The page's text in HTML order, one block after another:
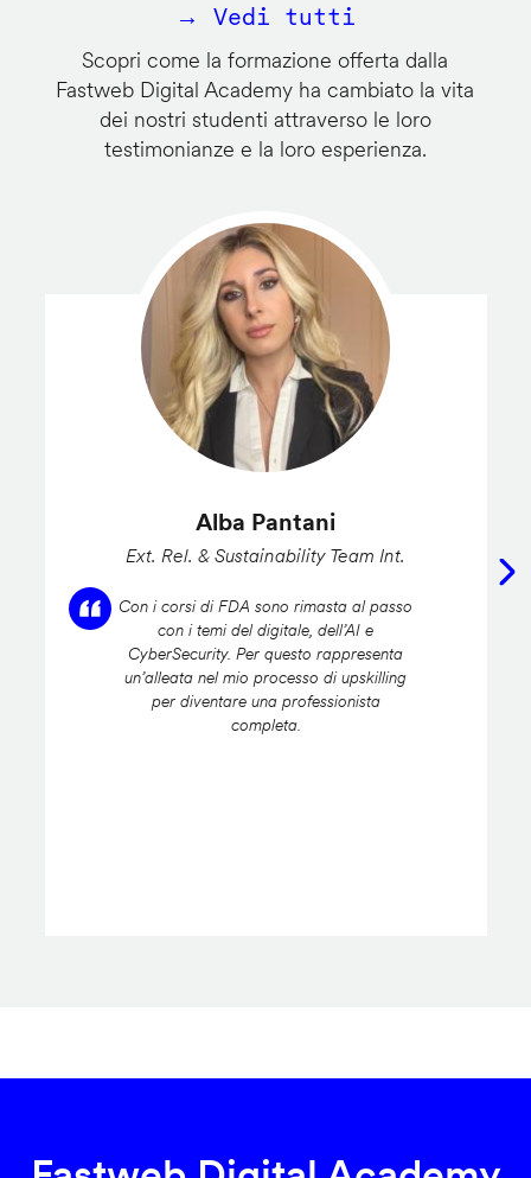
→ Vedi tutti
Scopri come la formazione offerta dalla
Fastweb Digital Academy ha cambiato la vita
dei nostri studenti attraverso le loro
testimonianze e la loro esperienza.
Alba Pantani
Ext. Rel. & Sustainability Team Int.
Con i corsi di FDA sono rimasta al passo
con i temi del digitale, dell’AI e
CyberSecurity. Per questo rappresenta
un’alleata nel mio processo di upskilling
per diventare una professionista
completa.